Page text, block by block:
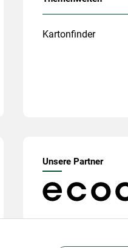
Kartonfinder
Unsere Partner